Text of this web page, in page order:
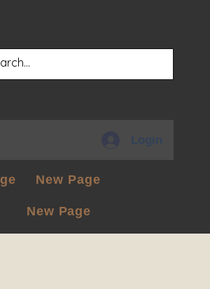
Login
New Page
New Page